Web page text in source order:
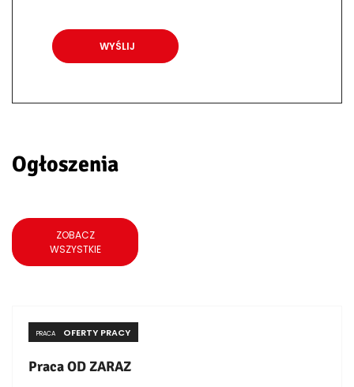
Ogłoszenia
ZOBACZ
WSZYSTKIE
PRACA OFERTY PRACY
Praca OD ZARAZ